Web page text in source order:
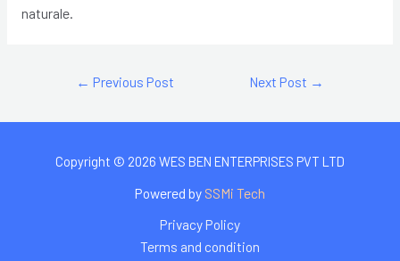
naturale.
← Previous Post Next Post →
Copyright © 2026 WES BEN ENTERPRISES PVT LTD
Powered by SSMi Tech
Privacy Policy
Terms and condition